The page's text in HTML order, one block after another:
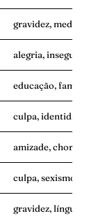
gravidez, medo,
alegria,
educação,
culpa, identidade
amizade, choro,
culpa, sexismo,
gravidez,